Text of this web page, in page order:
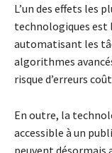
L’un des effets les
technologiques est
automatisant les
algorithmes
risque d’erreurs
En outre, la
accessible à un
peuvent désormais